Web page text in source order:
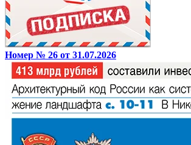
Номер № 26 от 31.07.2026